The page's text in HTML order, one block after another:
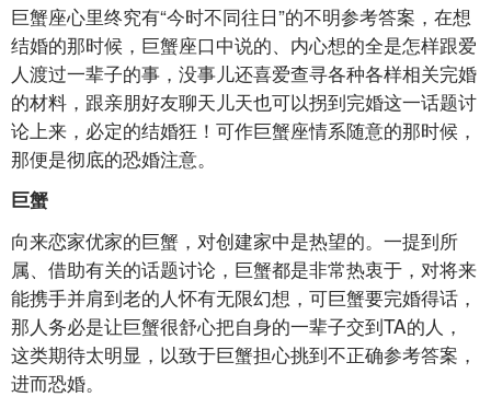
巨蟹座心里终究有“今时不同往日”的不明参考答案，在想
结婚的那时候，巨蟹座口中说的、内心想的全是怎样跟爱
人渡过一辈子的事，没事儿还喜爱查寻各种各样相关完婚
的材料，跟亲朋好友聊天儿天也可以拐到完婚这一话题讨
论上来，必定的结婚狂！可作巨蟹座情系随意的那时候，
那便是彻底的恐婚注意。
巨蟹
向来恋家优家的巨蟹，对创建家中是热望的。一提到所
属、借助有关的话题讨论，巨蟹都是非常热衷于，对将来
能携手并肩到老的人怀有无限幻想，可巨蟹要完婚得话，
那人务必是让巨蟹很舒心把自身的一辈子交到TA的人，
这类期待太明显，以致于巨蟹担心挑到不正确参考答案，
进而恐婚。